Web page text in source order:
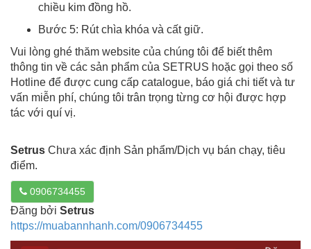
chiều kim đồng hồ.
Bước 5: Rút chìa khóa và cất giữ.
Vui lòng ghé thăm website của chúng tôi để biết thêm
thông tin về các sản phẩm của SETRUS hoặc gọi theo số
Hotline để được cung cấp catalogue, báo giá chi tiết và tư
vấn miễn phí, chúng tôi trân trọng từng cơ hội được hợp
tác với quí vị.
Setrus Chưa xác định Sản phẩm/Dịch vụ bán chạy, tiêu
điểm.
0906734455
Đăng bởi Setrus
https://muabannhanh.com/0906734455